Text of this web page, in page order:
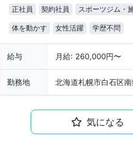
正社員 契約社員 スポーツジム・
体を動かす 女性活躍 学歴不問
給与 月給: 260,000円〜
勤務地 北海道札幌市白石区
気になる